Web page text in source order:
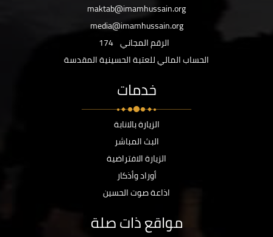
maktab@imamhussain.org
media@imamhussain.org
الرقم المجاني 174
الحساب المالي للعتبة الحسينية المقدسة
خدمات
الزيارة بالانابة
البث المباشر
الزيارة الافتراضية
أوراد وأذكار
اذاعة صوت الحسين
مواقع ذات صلة